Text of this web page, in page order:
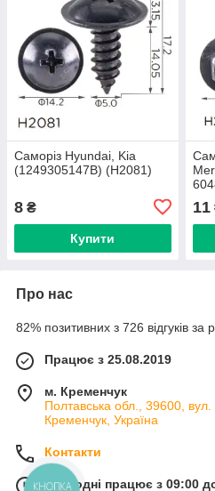
Саморіз Hyundai, Kia
(1249305147B) (H2081)
8 ₴
Купити
11
Про нас
82% позитивних з 726 відгуків за
Працює з 25.08.2019
м. Кременчук
Полтавська обл., 39600, вул.
Кременчук, Україна
Контакти
Сьогодні працює з 09:00
КНОПКА